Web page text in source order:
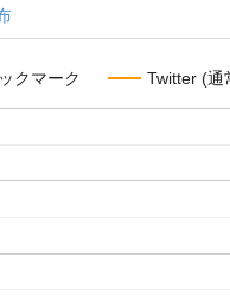
クマーク Twitter (通